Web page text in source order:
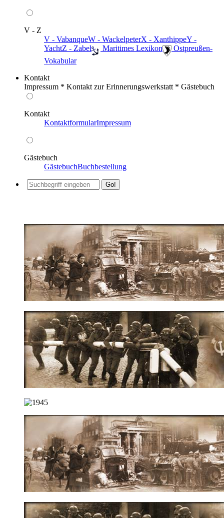
V - Z
V - VabanqueW - WackelpeterX - XanthippeY -
YachtZ - Zabel ️ Maritimes Lexikon
️ Ostpreußen-
Vokabular
Kontakt
Impressum * Kontakt zur Erinnerungswerkstatt * Gästebuch
Kontakt
KontaktformularImpressum
Gästebuch
GästebuchBuchbestellung